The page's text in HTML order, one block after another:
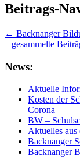
Beitrags-
← Backnanger
– gesammelte
News:
Aktuelle
Kosten der
Corona
BW –
Aktuelles aus
Backnanger
Backnanger